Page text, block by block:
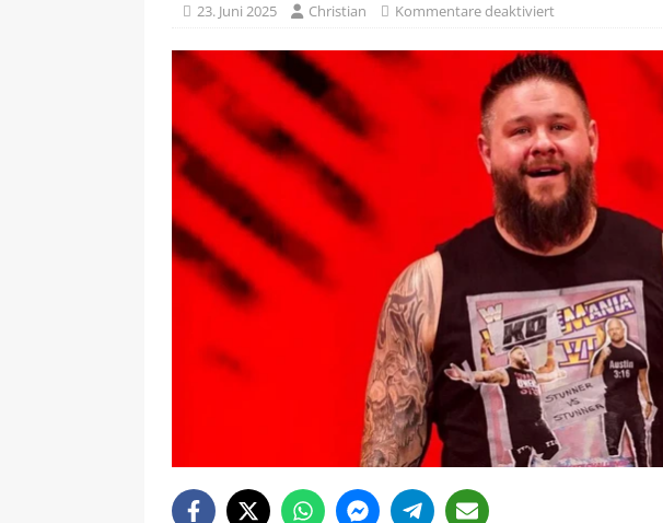
23. Juni 2025 Christian Kommentare deaktiviert